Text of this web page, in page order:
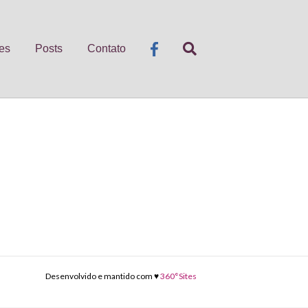
Posts Contato
Desenvolvido e mantido com ♥360°Sites